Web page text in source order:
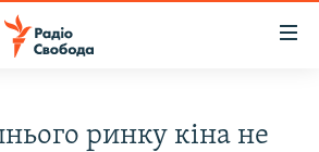
ринку кіна не